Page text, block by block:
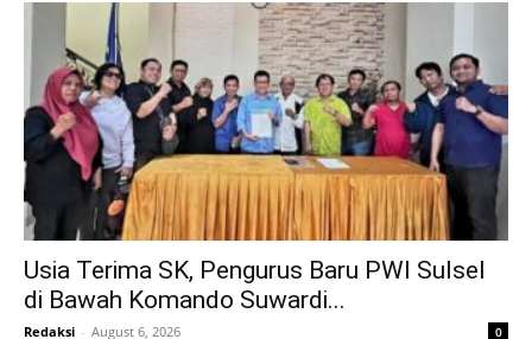
Usia Terima SK, Pengurus Baru PWI Sulsel
di Bawah Komando Suwardi...
Redaksi - August 6, 2026 0